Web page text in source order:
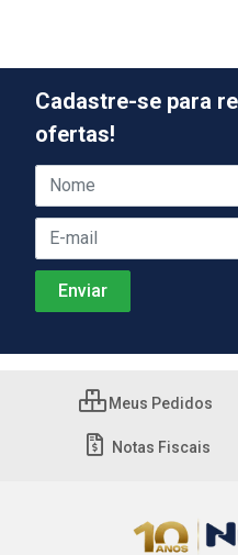
Cadastre-se para
ofertas!
Meus Pedidos
Notas Fiscais